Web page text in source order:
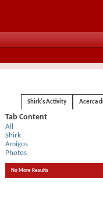
Shirk's Activity Acerca
Tab Content
All
Shirk
Amigos
Photos
No More Results